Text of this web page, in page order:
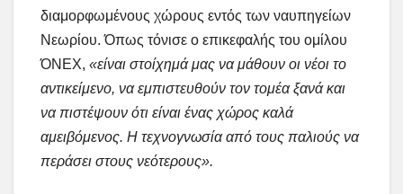
διαμορφωμένους χώρους εντός των ναυπηγείων
Νεωρίου. Όπως τόνισε ο επικεφαλής του ομίλου
ΌΝΕΧ, «είναι στοίχημά μας να μάθουν οι νέοι το
αντικείμενο, να εμπιστευθούν τον τομέα ξανά και
να πιστέψουν ότι είναι ένας χώρος καλά
αμειβόμενος. Η τεχνογνωσία από τους παλιούς να
περάσει στους νεότερους».